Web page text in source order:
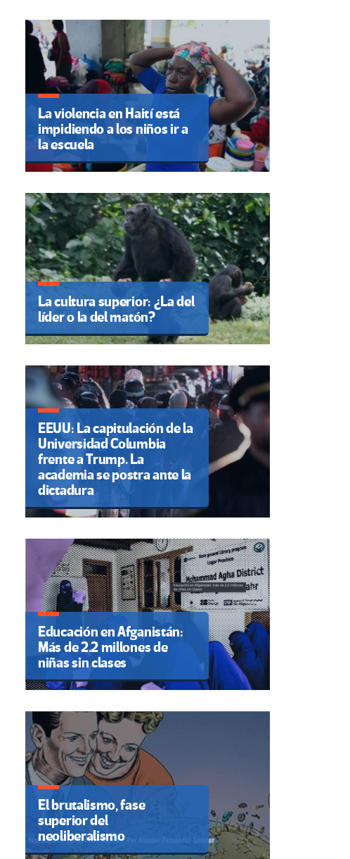
La violencia en Haití está
impidiendo a los niños ir a
la escuela
La cultura superior: ¿La del
líder o la del matón?
EEUU: La capitulación de la
Universidad Columbia
frente a Trump. La
academia se postra ante la
dictadura
Educación en Afganistán:
Más de 2.2 millones de
niñas sin clases
El brutalismo, fase
superior del
neoliberalismo